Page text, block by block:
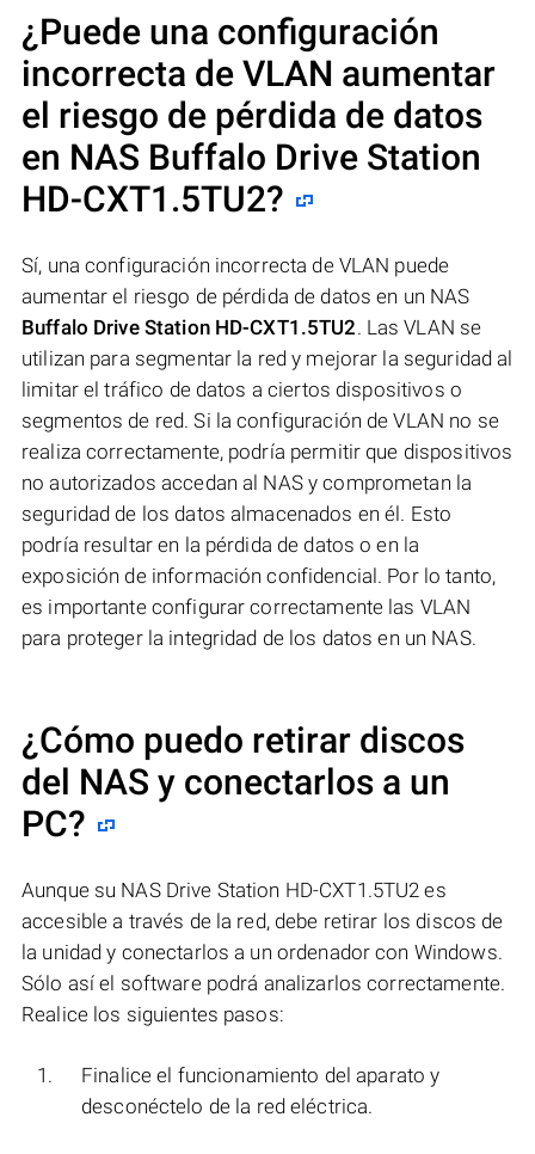
¿Puede una configuración
incorrecta de VLAN aumentar
el riesgo de pérdida de datos
en NAS Buffalo Drive Station
HD-CXT1.5TU2?
Sí, una configuración incorrecta de VLAN puede
aumentar el riesgo de pérdida de datos en un NAS
Buffalo Drive Station HD-CXT1.5TU2. Las VLAN se
utilizan para segmentar la red y mejorar la seguridad al
limitar el tráfico de datos a ciertos dispositivos o
segmentos de red. Si la configuración de VLAN no se
realiza correctamente, podría permitir que dispositivos
no autorizados accedan al NAS y comprometan la
seguridad de los datos almacenados en él. Esto
podría resultar en la pérdida de datos o en la
exposición de información confidencial. Por lo tanto,
es importante configurar correctamente las VLAN
para proteger la integridad de los datos en un NAS.
¿Cómo puedo retirar discos
del NAS y conectarlos a un
PC?
Aunque su NAS Drive Station HD-CXT1.5TU2 es
accesible a través de la red, debe retirar los discos de
la unidad y conectarlos a un ordenador con Windows.
Sólo así el software podrá analizarlos correctamente.
Realice los siguientes pasos:
Finalice el funcionamiento del aparato y
desconéctelo de la red eléctrica.